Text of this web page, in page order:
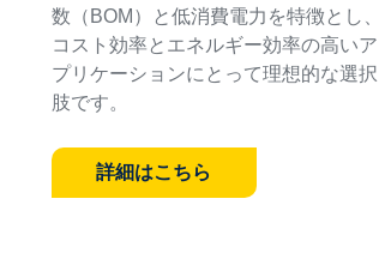
数（BOM）と低消費電力を特徴とし、
コスト効率とエネルギー効率の高いア
プリケーションにとって理想的な選択
肢です。
詳細はこちら